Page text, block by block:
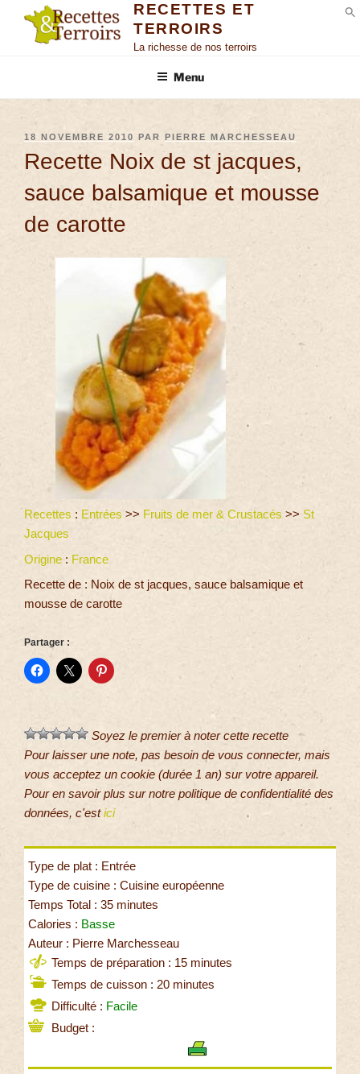
RECETTES ET
TERROIRS
La richesse de nos terroirs
Menu
18 NOVEMBRE 2010 PAR PIERRE MARCHESSEAU
Recette Noix de st jacques,
sauce balsamique et mousse
de carotte
Recettes : Entrées >> Fruits de mer & Crustacés >> St
Jacques
Origine : France
Recette de : Noix de st jacques, sauce balsamique et
mousse de carotte
Partager :
Soyez le premier à noter cette recette
Pour laisser une note, pas besoin de vous connecter, mais
vous acceptez un cookie (durée 1 an) sur votre appareil.
Pour en savoir plus sur notre politique de confidentialité des
données, c'estici
Type de plat : Entrée
Type de cuisine : Cuisine européenne
Temps Total : 35 minutes
Calories : Basse
Auteur : Pierre Marchesseau
Temps de préparation : 15 minutes
Temps de cuisson : 20 minutes
Difficulté : Facile
Budget :